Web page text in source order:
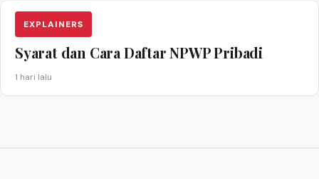
EXPLAINERS
Syarat dan Cara Daftar NPWP Pribadi
1 hari lalu